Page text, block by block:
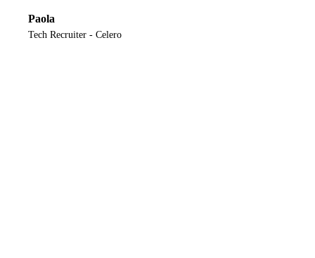
Paola
Tech Recruiter - Celero